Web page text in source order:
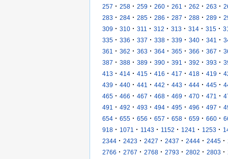
257 · 258 · 259 · 260 · 261 · 262 · 263 ·
283 · 284 · 285 · 286 · 287 · 288 · 289 ·
309 · 310 · 311 · 312 · 313 · 314 · 315 ·
335 · 336 · 337 · 338 · 339 · 340 · 341 ·
361
· 362 · 363 · 364 · 365 · 366 · 367 ·
387 · 388 · 389 · 390 · 391 · 392 · 393 ·
413 · 414 · 415 · 416 · 417 · 418 · 419 ·
439 · 440 · 441 · 442 · 443 · 444 · 445 ·
465 · 466 · 467 · 468 · 469 · 470 · 471 ·
491
· 492 · 493 · 494 · 495 · 496 · 497 ·
654 · 655 · 656 · 657 · 658 · 659 · 660 ·
918 · 1071 · 1143 · 1152 · 1241 · 1253 ·
2344 · 2423 · 2427 · 2437 · 2444 · 2445 ·
2766 · 2767 · 2768 · 2793 · 2802 · 2803 ·